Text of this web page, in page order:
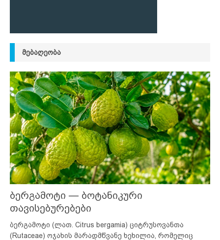
ᲛᲔᲑᲐᲦᲔᲝᲑᲐ
ბერგამოტი — ბოტანიკური
თავისებურებები
ბერგამოტი (ლათ. Citrus bergamia) ციტრუსოვანთა
(Rutaceae) ოჯახის მარადმწვანე ხეხილია, რომელიც